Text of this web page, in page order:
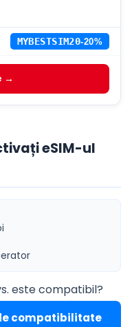
MYBESTSIM20-20%
→
eSIM-ul
este compatibil?
compatibilitate